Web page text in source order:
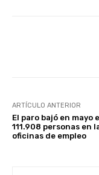
ARTÍCULO ANTERIOR
El paro bajó en mayo
111.908 personas en
oficinas de empleo